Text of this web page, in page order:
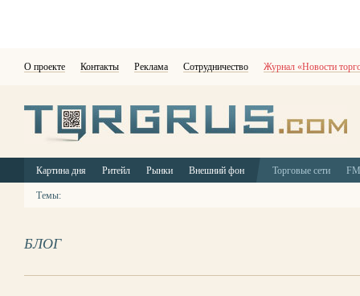
О проекте Контакты Реклама Сотрудничество Журнал «Новости
Картина дня Ритейл Рынки Внешний фон Торговые сети
Темы:
БЛОГ